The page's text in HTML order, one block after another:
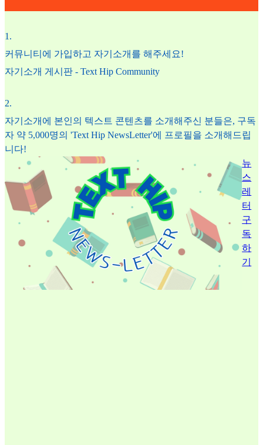
1 .
커뮤니티에 가입하고 자기소개를 해주세요!
자기소개 게시판 - Text Hip Community
2.
자기소개에 본인의 텍스트 콘텐츠를 소개해주신 분들은, 구독
자 약 5,000명의 'Text Hip NewsLetter'에 프로필을 소개해드립
니다!
뉴
스
레
터
구
독
하
기